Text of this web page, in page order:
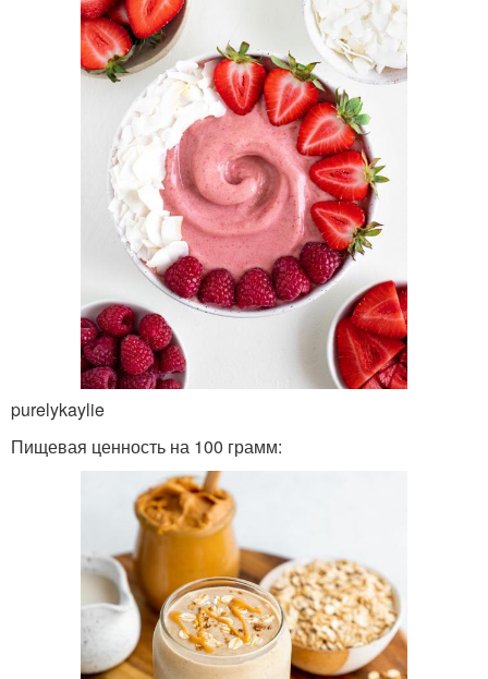
purelykaylie
Пищевая ценность на 100 грамм: